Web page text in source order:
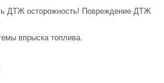
ДТЖ осторожность! Повреждение ДТЖ
впрыска топлива.